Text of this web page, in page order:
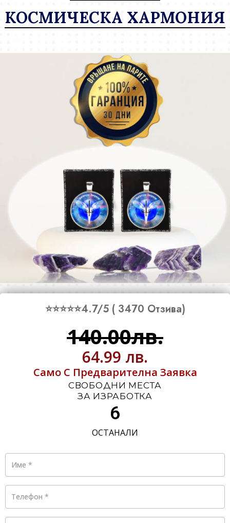
КОСМИЧЕСКА ХАРМОНИЯ
⭐⭐⭐⭐⭐4.7/5 ( 3470 Отзива)
140.00лв.
64.99 лв.
Само С Предварителна Заявка
СВОБОДНИ МЕСТА
ЗА ИЗРАБОТКА
ОСТАНАЛИ
6
Име *
Телефон *